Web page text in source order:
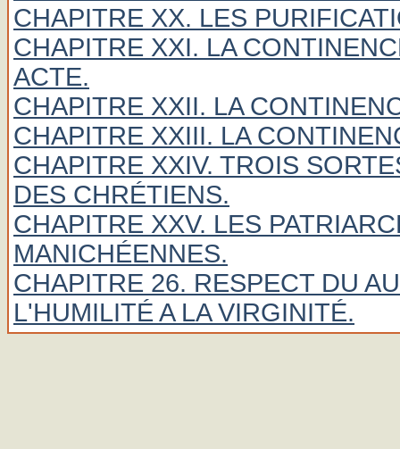
CHAPITRE XX. LES
CHAPITRE XXI. LA
ACTE.
CHAPITRE XXII. LA
CHAPITRE XXIII. LA
CHAPITRE XXIV. TROIS
DES CHRÉTIENS.
CHAPITRE XXV. LES
MANICHÉENNES.
CHAPITRE 26. RESPECT DU
L'HUMILITÉ A LA VIRGINITÉ.